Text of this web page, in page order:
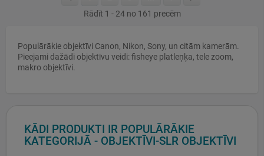
Rādīt 1 - 24 no 161 precēm
Populārākie objektīvi Canon, Nikon, Sony, un citām kamerām.
Pieejami dažādi objektīvu veidi: fisheye platleņķa, tele zoom,
makro objektīvi.
KĀDI PRODUKTI IR POPULĀRĀKIE
KATEGORIJĀ - OBJEKTĪVI-SLR OBJEKTĪVI